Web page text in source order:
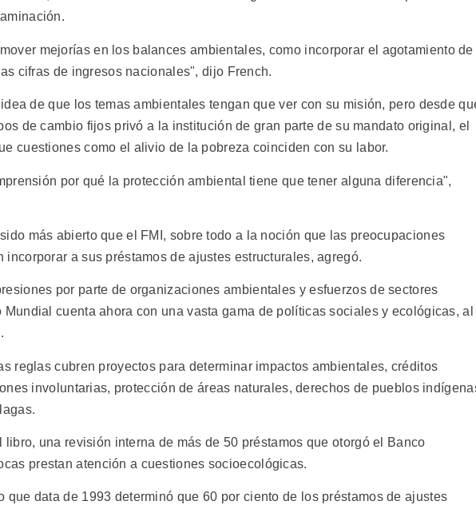
mejorías en los balances ambientales, como incorporar el agotamiento de
cifras de ingresos nacionales", dijo French.
de que los temas ambientales tengan que ver con su misión, pero desde
de cambio fijos privó a la institución de gran parte de su mandato original, el
cuestiones como el alivio de la pobreza coinciden con su labor.
por qué la protección ambiental tiene que tener alguna diferencia",
más abierto que el FMI, sobre todo a la noción que las preocupaciones
incorporar a sus préstamos de ajustes estructurales, agregó.
por parte de organizaciones ambientales y esfuerzos de sectores
cuenta ahora con una vasta gama de políticas sociales y ecológicas, al
reglas cubren proyectos para determinar impactos ambientales, créditos
involuntarias, protección de áreas naturales, derechos de pueblos
libro, una revisión interna de más de 50 préstamos que otorgó el Banco
prestan atención a cuestiones socioecológicas.
que data de 1993 determinó que 60 por ciento de los préstamos de ajustes